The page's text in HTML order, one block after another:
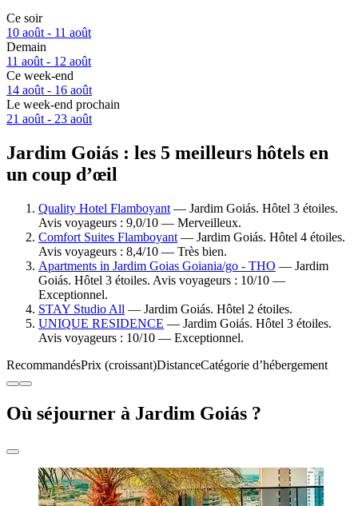
Ce soir
10 août - 11 août
Demain
11 août - 12 août
Ce week-end
14 août - 16 août
Le week-end prochain
21 août - 23 août
Jardim Goiás : les 5 meilleurs hôtels en
un coup d’œil
Quality Hotel Flamboyant — Jardim Goiás. Hôtel 3 étoiles.
Avis voyageurs : 9,0/10 — Merveilleux.
Comfort Suites Flamboyant — Jardim Goiás. Hôtel 4 étoiles.
Avis voyageurs : 8,4/10 — Très bien.
Apartments in Jardim Goias Goiania/go - THO — Jardim
Goiás. Hôtel 3 étoiles. Avis voyageurs : 10/10 —
Exceptionnel.
STAY Studio All — Jardim Goiás. Hôtel 2 étoiles.
UNIQUE RESIDENCE — Jardim Goiás. Hôtel 3 étoiles.
Avis voyageurs : 10/10 — Exceptionnel.
RecommandésPrix (croissant)DistanceCatégorie d’hébergement
Où séjourner à Jardim Goiás ?